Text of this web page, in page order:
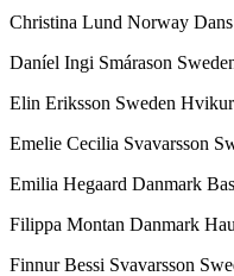
Christina Lund Norway
Daníel Ingi Smárason
Elin Eriksson Sweden
Emelie Cecilia Svavarsson
Emilia Hegaard Danmark
Filippa Montan Danmark
Finnur Bessi Svavarsson